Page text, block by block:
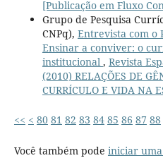
[Publicação em Fluxo
Grupo de Pesquisa
CNPq), Entrevista com o
Ensinar a conviver: o
institucional , Revista
(2010) RELAÇÕES DE
CURRÍCULO E VIDA NA
<< < 80 81 82 83 84 85 86 87 88
Você também pode iniciar